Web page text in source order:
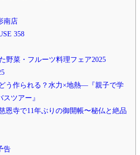
南店
358
野菜・フルーツ料理フェア2025
作られる？水力×地熱—『親子で学
ツアー』
寺で11年ぶりの御開帳〜秘仏と絶品
告